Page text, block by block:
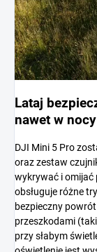
Lataj
nawet w nocy
DJI Mini 5 Pro
oraz zestaw
wykrywać i omijać
obsługuje różne
bezpieczny
przeszkodami
przy słabym